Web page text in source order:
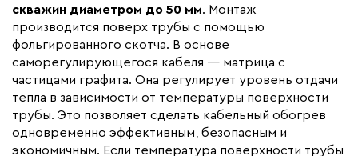
Макс. рабочая температура (C)
Длина установочного провода, м
Гарантия (год)
Вес (кг)
скважин диаметром до 50 мм. Монтаж
производится поверх трубы с помощью
фольгированного скотча. В основе
саморегулирующегося кабеля — матрица с
частицами графита. Она регулирует уровень отдачи
тепла в зависимости от температуры поверхности
трубы. Это позволяет сделать кабельный обогрев
одновременно эффективным, безопасным и
экономичным. Если температура поверхности трубы